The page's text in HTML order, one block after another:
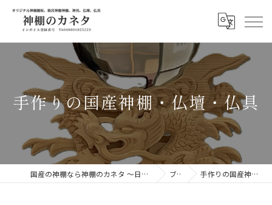
手作りの国産神棚・仏壇・仏具
国産の神棚なら神棚のカネタ ～日々のしあわせを感じる物を～ ブログ 手作りの国産神棚・仏壇・仏具